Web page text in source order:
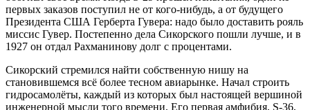
первых заказов поступил не от кого-нибудь, а от будущего
Президента США Герберта Гувера: надо было доставить рояль
миссис Гувер. Постепенно дела Сикорского пошли лучше, и в
1927 он отдал Рахманинову долг с процентами.
Сикорский стремился найти собственную нишу на
становившемся всё более тесном авиарынке. Начал строить
гидросамолёты, каждый из которых был настоящей вершиной
инженерной мысли того времени. Его первая амфибия, S-36,